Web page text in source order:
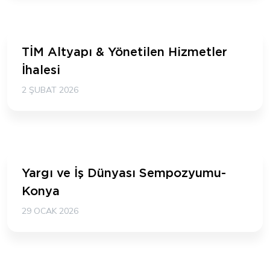
TİM Altyapı & Yönetilen Hizmetler
İhalesi
2 ŞUBAT 2026
Yargı ve İş Dünyası Sempozyumu-
Konya
29 OCAK 2026